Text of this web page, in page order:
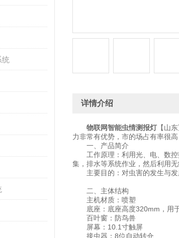
统
详情介绍
物联网智能虫情测报灯 【山
力非常有优势，市的场占有率很高
一、产品简介
工作原理：利用光、电、数控
集，排水等系统作业，然后利用
主要目的：对虫害的发生与发
二、主体结构
主机材质：喷塑
底座：底座高度320mm，用于
百叶窗：防鸟兽
屏幕：10.1寸触屏
接虫器：8位自动转仓